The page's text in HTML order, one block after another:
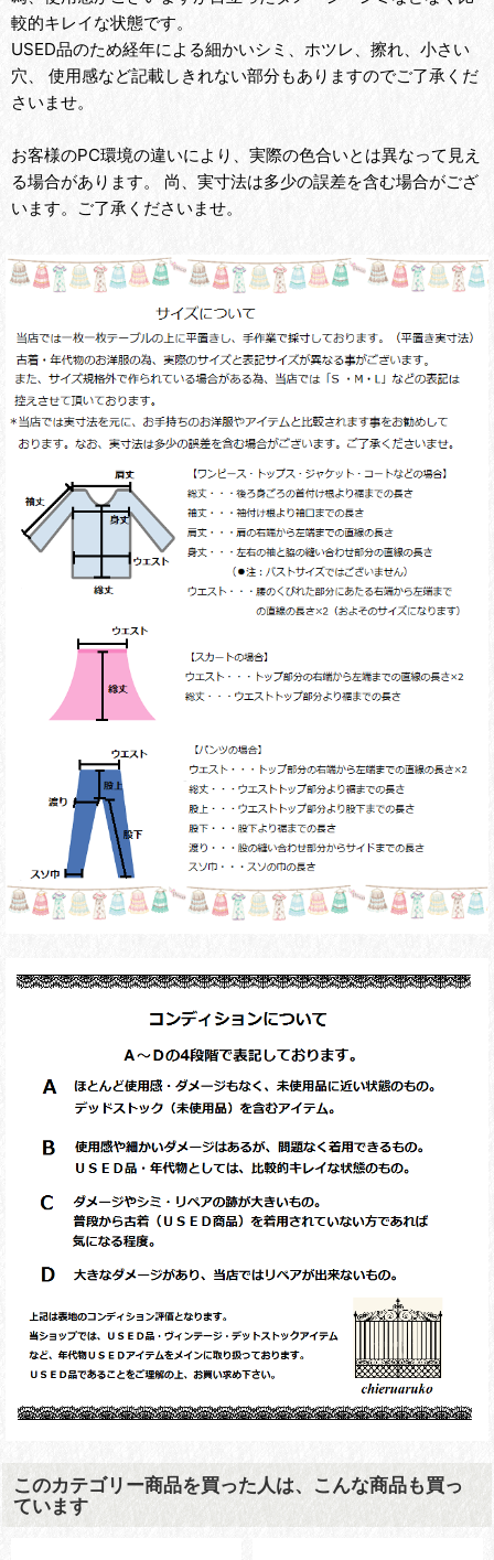
較的キレイな状態です。
USED品のため経年による細かいシミ、ホツレ、擦れ、小さい
穴、 使用感など記載しきれない部分もありますのでご了承くだ
さいませ。
お客様のPC環境の違いにより、実際の色合いとは異なって見え
る場合があります。 尚、実寸法は多少の誤差を含む場合がござ
います。ご了承くださいませ。
このカテゴリー商品を買った人は、こんな商品も買っ
ています